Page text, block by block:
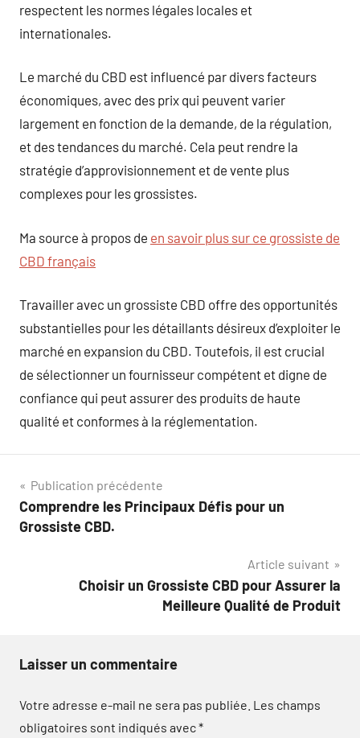
respectent les normes légales locales et
internationales.
Le marché du CBD est influencé par divers facteurs
économiques, avec des prix qui peuvent varier
largement en fonction de la demande, de la régulation,
et des tendances du marché. Cela peut rendre la
stratégie d’approvisionnement et de vente plus
complexes pour les grossistes.
Ma source à propos de en savoir plus sur ce grossiste de
CBD français
Travailler avec un grossiste CBD offre des opportunités
substantielles pour les détaillants désireux d’exploiter le
marché en expansion du CBD. Toutefois, il est crucial
de sélectionner un fournisseur compétent et digne de
confiance qui peut assurer des produits de haute
qualité et conformes à la réglementation.
Navigation
de
Publication précédente
Comprendre les Principaux Défis pour un
Grossiste CBD.
Article suivant
Choisir un Grossiste CBD pour Assurer la
Meilleure Qualité de Produit
Laisser un commentaire
Votre adresse e-mail ne sera pas publiée. Les champs
obligatoires sont indiqués avec*